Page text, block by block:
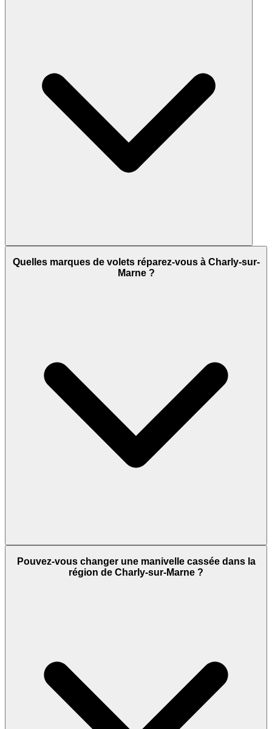
Quelles marques de volets réparez-vous à Charly-sur-
Marne ?
Pouvez-vous changer une manivelle cassée dans la
région de Charly-sur-Marne ?